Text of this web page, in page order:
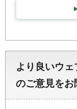
より良いウ
のご意見を